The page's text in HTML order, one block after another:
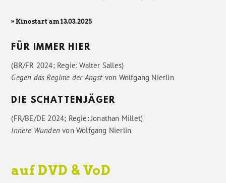
» Kinostart am 13.03.2025
FÜR IMMER HIER
(BR/FR 2024; Regie: Walter Salles)
Gegen das Regime der Angstvon Wolfgang Nierlin
DIE SCHATTENJÄGER
(FR/BE/DE 2024; Regie: Jonathan Millet)
Innere Wunden vonWolfgang Nierlin
auf DVD & VoD